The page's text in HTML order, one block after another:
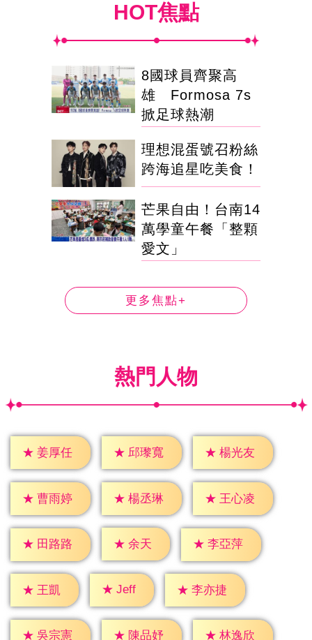
HOT焦點
8國球員齊聚高
雄 Formosa 7s
掀足球熱潮
理想混蛋號召粉絲
跨海追星吃美食！
芒果自由！台南14
萬學童午餐「整顆
愛文」
更多焦點+
熱門人物
★ 姜厚任 ★ 邱瓈寬 ★ 楊光友
★ 曹雨婷 ★ 楊丞琳 ★ 王心凌
★ 田路路 ★ 余天 ★ 李亞萍
★ 王凱 ★ Jeff ★ 李亦捷
★ 吳宗憲 ★ 陳品妤 ★ 林逸欣